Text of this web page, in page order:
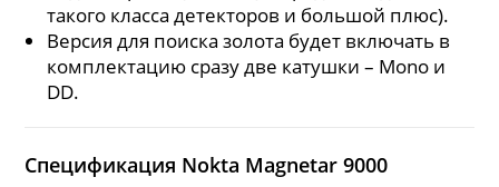
такого класса детекторов и большой плюс).
Версия для поиска золота будет включать в
комплектацию сразу две катушки – Mono и
DD.
Спецификация Nokta Magnetar 9000